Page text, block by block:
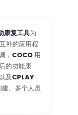
康复工具为
补的应用程
， COCO用
的功能康
及CPLAY
。多个人员